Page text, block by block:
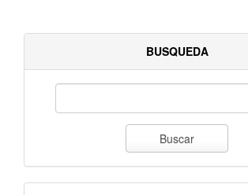
BUSQUEDA
Buscar